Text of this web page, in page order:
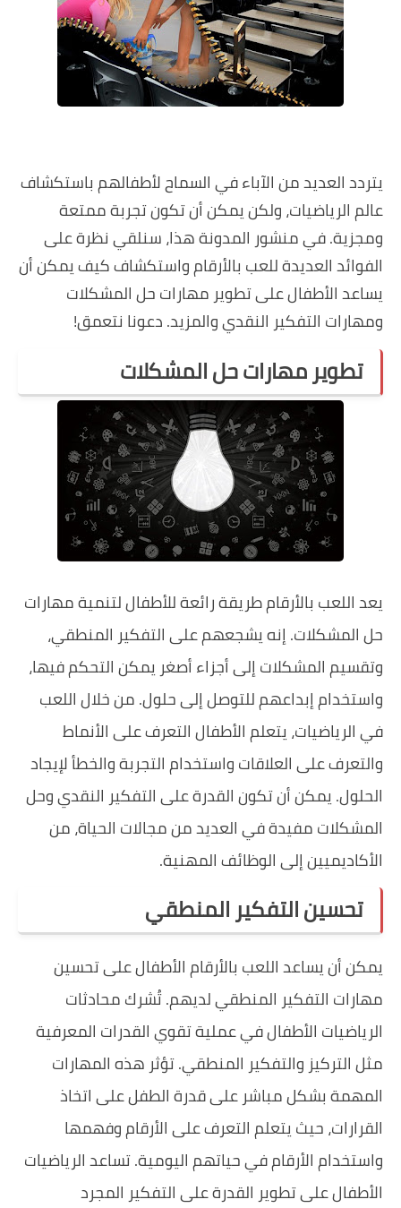
يتردد العديد من الآباء في السماح لأطفالهم باستكشاف
عالم الرياضيات، ولكن يمكن أن تكون تجربة ممتعة
ومجزية. في منشور المدونة هذا، سنلقي نظرة على
الفوائد العديدة للعب بالأرقام واستكشاف كيف يمكن أن
يساعد الأطفال على تطوير مهارات حل المشكلات
ومهارات التفكير النقدي والمزيد. دعونا نتعمق!
تطوير مهارات حل المشكلات
يعد اللعب بالأرقام طريقة رائعة للأطفال لتنمية مهارات
حل المشكلات. إنه يشجعهم على التفكير المنطقي،
وتقسيم المشكلات إلى أجزاء أصغر يمكن التحكم فيها،
واستخدام إبداعهم للتوصل إلى حلول. من خلال اللعب
في الرياضيات، يتعلم الأطفال التعرف على الأنماط
والتعرف على العلاقات واستخدام التجربة والخطأ لإيجاد
الحلول. يمكن أن تكون القدرة على التفكير النقدي وحل
المشكلات مفيدة في العديد من مجالات الحياة، من
الأكاديميين إلى الوظائف المهنية.
تحسين التفكير المنطقي
يمكن أن يساعد اللعب بالأرقام الأطفال على تحسين
مهارات التفكير المنطقي لديهم. تُشرك محادثات
الرياضيات الأطفال في عملية تقوي القدرات المعرفية
مثل التركيز والتفكير المنطقي. تؤثر هذه المهارات
المهمة بشكل مباشر على قدرة الطفل على اتخاذ
القرارات، حيث يتعلم التعرف على الأرقام وفهمها
واستخدام الأرقام في حياتهم اليومية. تساعد الرياضيات
الأطفال على تطوير القدرة على التفكير المجرد